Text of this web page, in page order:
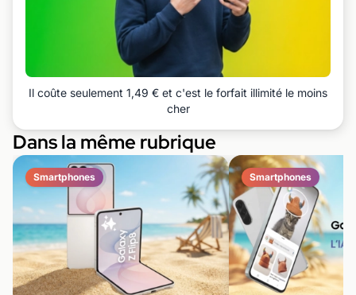
Il coûte seulement 1,49 € et c'est le forfait illimité le moins
cher
Dans la même rubrique
Smartphones Smartphones